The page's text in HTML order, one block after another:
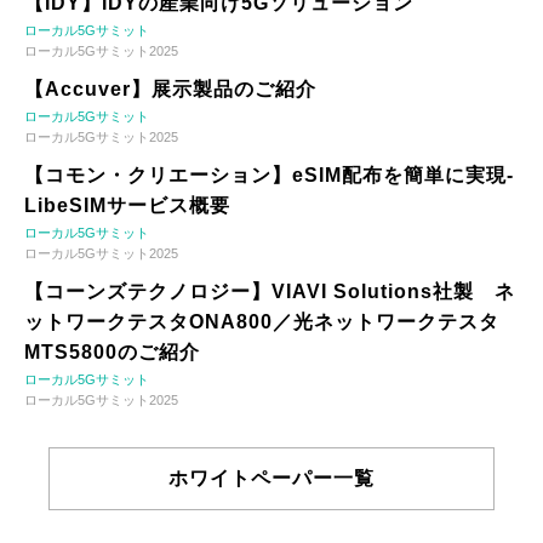
ローカル5Gサミット
ローカル5Gサミット2025
【Accuver】展示製品のご紹介
ローカル5Gサミット
ローカル5Gサミット2025
【コモン・クリエーション】eSIM配布を簡単に実現-
LibeSIMサービス概要
ローカル5Gサミット
ローカル5Gサミット2025
【コーンズテクノロジー】VIAVI Solutions社製 ネ
ットワークテスタONA800／光ネットワークテスタ
MTS5800のご紹介
ローカル5Gサミット
ローカル5Gサミット2025
ホワイトペーパー一覧